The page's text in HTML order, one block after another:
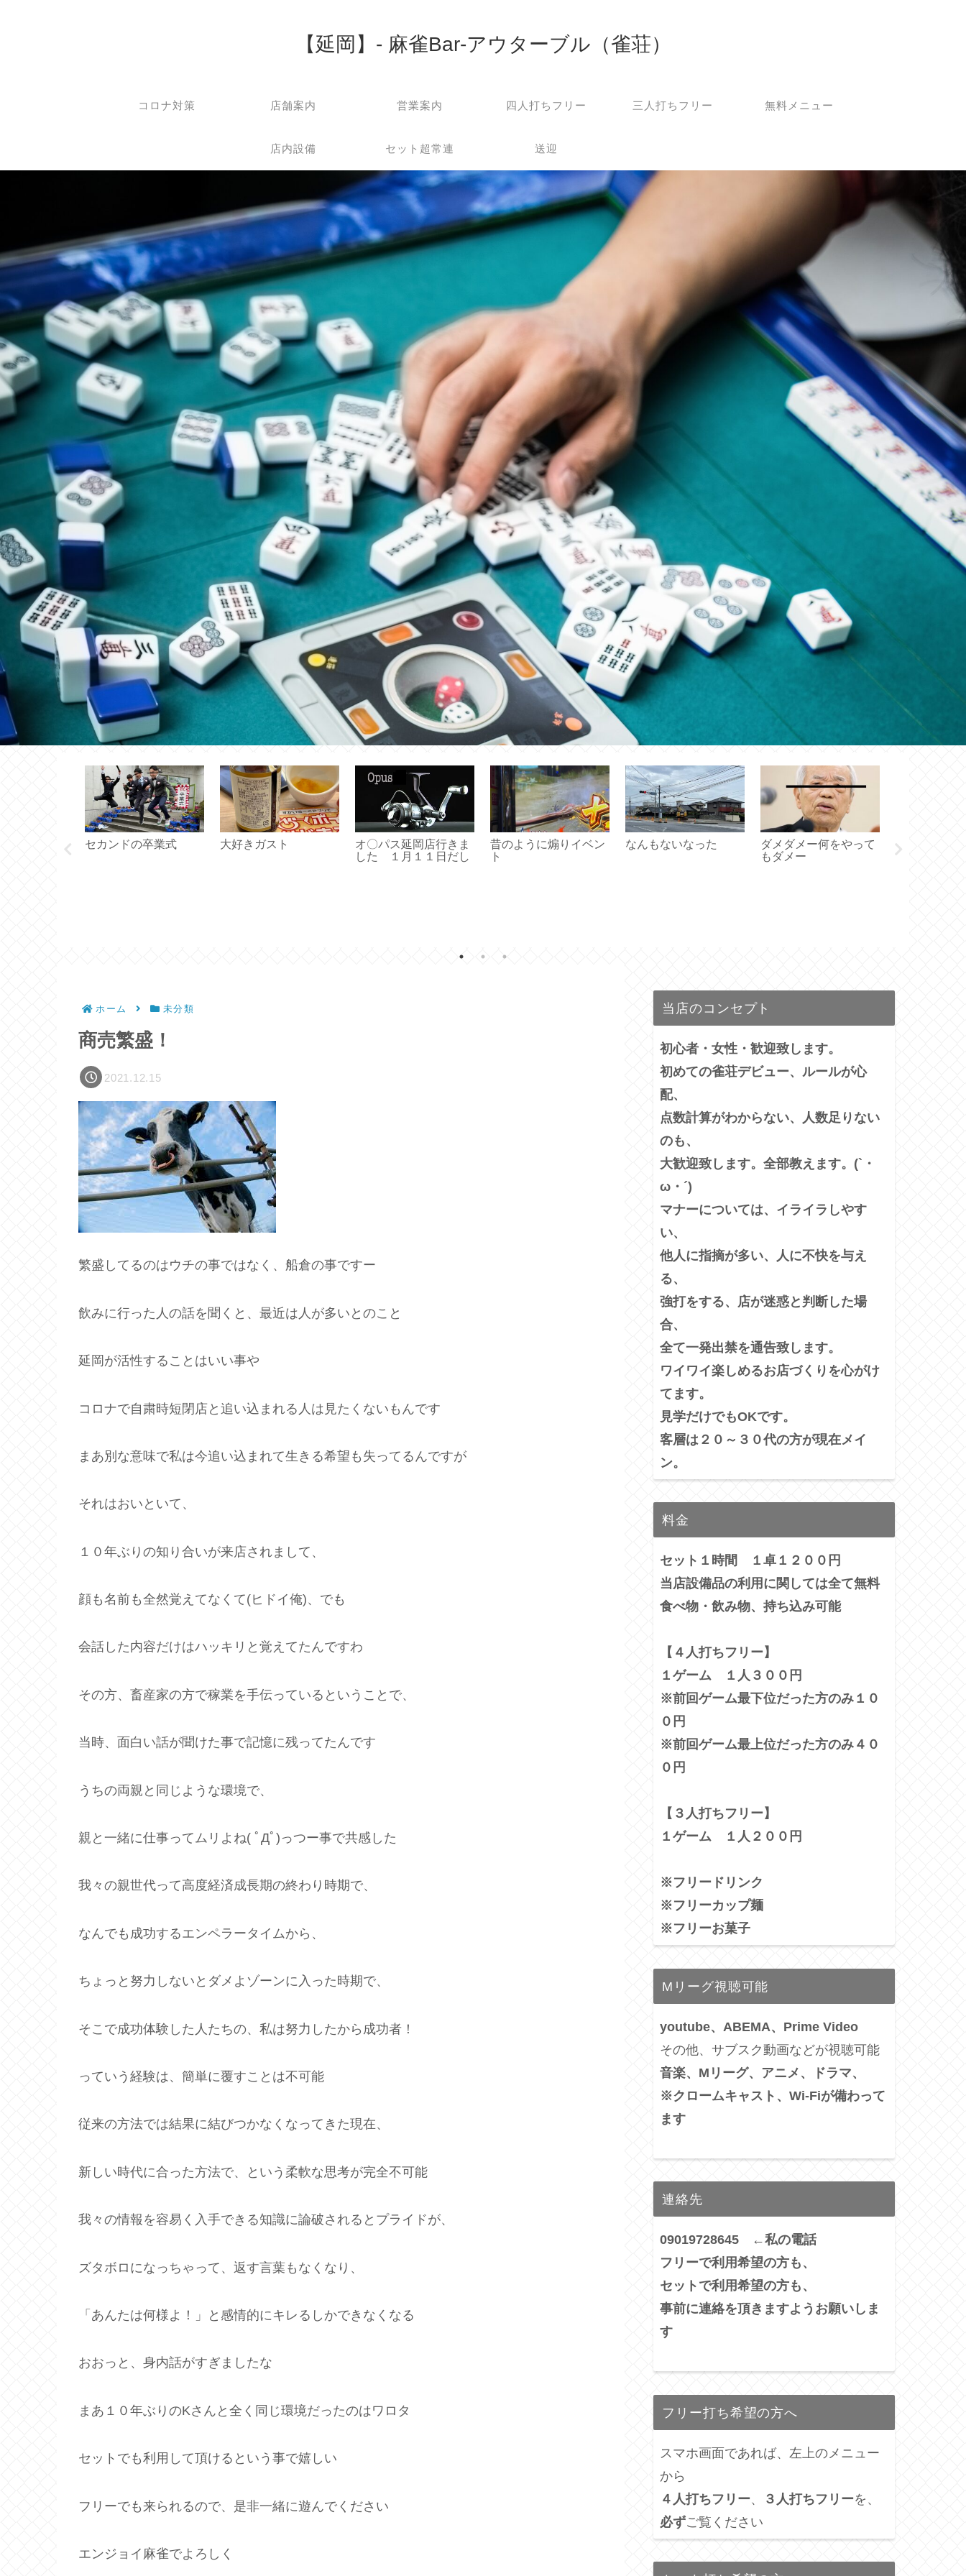
【延岡】- 麻雀Bar-アウターブル（雀荘）
コロナ対策 店舗案内 営業案内 四人打ちフリー 三人打ちフリー 無料メニュー
店内設備 セット超常連 送迎
セカンドの卒業式 大好きガスト
オ〇パス延岡店行きま
した １月１１日だし
昔のように煽りイベン
ト
なんもないなった
ダメダメー何をやって
もダメー
ホーム 未分類
商売繁盛！
2021.12.15
繁盛してるのはウチの事ではなく、船倉の事ですー
飲みに行った人の話を聞くと、最近は人が多いとのこと
延岡が活性することはいい事や
コロナで自粛時短閉店と追い込まれる人は見たくないもんです
まあ別な意味で私は今追い込まれて生きる希望も失ってるんですが
それはおいといて、
１０年ぶりの知り合いが来店されまして、
顔も名前も全然覚えてなくて(ヒドイ俺)、でも
会話した内容だけはハッキリと覚えてたんですわ
その方、畜産家の方で稼業を手伝っているということで、
当時、面白い話が聞けた事で記憶に残ってたんです
うちの両親と同じような環境で、
親と一緒に仕事ってムリよね( ﾟДﾟ)っつー事で共感した
我々の親世代って高度経済成長期の終わり時期で、
なんでも成功するエンペラータイムから、
ちょっと努力しないとダメよゾーンに入った時期で、
そこで成功体験した人たちの、私は努力したから成功者！
っていう経験は、簡単に覆すことは不可能
従来の方法では結果に結びつかなくなってきた現在、
新しい時代に合った方法で、という柔軟な思考が完全不可能
我々の情報を容易く入手できる知識に論破されるとプライドが、
ズタボロになっちゃって、返す言葉もなくなり、
「あんたは何様よ！」と感情的にキレるしかできなくなる
おおっと、身内話がすぎましたな
まあ１０年ぶりのKさんと全く同じ環境だったのはワロタ
セットでも利用して頂けるという事で嬉しい
フリーでも来られるので、是非一緒に遊んでください
エンジョイ麻雀でよろしく
当店のコンセプト
初心者・女性・歓迎致します。
初めての雀荘デビュー、ルールが心
配、
点数計算がわからない、人数足りない
のも、
大歓迎致します。全部教えます。(`・
ω・´)
マナーについては、イライラしやす
い、
他人に指摘が多い、
人に不快を与え
る、
強打をする、店が迷惑と判断した場
合、
全て一発出禁を通告致します。
ワイワイ楽しめるお店づくりを心がけ
てます。
見学だけでもOKです。
客層は２０～３０代の方が現在メイ
ン。
料金
セット１時間 １卓１２００円
当店設備品の利用に関しては全て無料
食べ物・飲み物、持ち込み可能
【４人打ちフリー】
１ゲーム １人３００円
※前回ゲーム最下位だった方のみ１０
０円
※前回ゲーム最上位だった方のみ４０
０円
【３人打ちフリー】
１ゲーム １人２００円
※フリードリンク
※フリーカップ麺
※フリーお菓子
Mリーグ視聴可能
youtube、ABEMA、Prime Video
その他、サブスク動画などが視聴可能
音楽、Mリーグ、アニメ、ドラマ、
※クロームキャスト、Wi-Fiが備わって
ます
連絡先
09019728645 ←私の電話
フリーで利用希望の方も、
セットで利用希望の方も、
事前に連絡を頂きますようお願いしま
す
フリー打ち希望の方へ
スマホ画面であれば、左上のメニュー
から
４人打ちフリー、 ３人打ちフリーを、
必ずご覧ください